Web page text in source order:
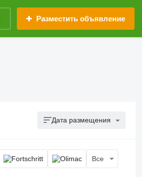
Разместить объявление
Дата размещения
Все